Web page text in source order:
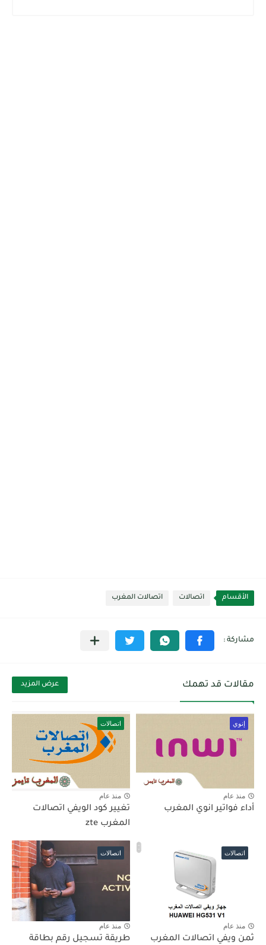
الأقسام اتصالات اتصالات المغرب
مقالات قد تهمك عرض المزيد
إنوي
منذ عام
أداء فواتير انوي المغرب
اتصالات
منذ عام
تغيير كود الويفي اتصالات
المغرب zte
اتصالات
منذ عام
ثمن ويفي اتصالات المغرب
اتصالات
منذ عام
طريقة تسجيل رقم بطاقة